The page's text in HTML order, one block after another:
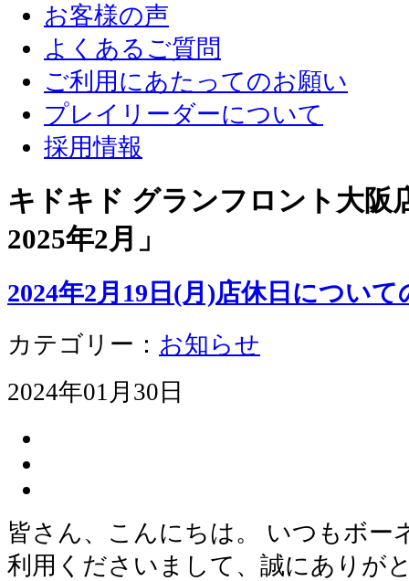
お客様の声
よくあるご質問
ご利用にあたってのお願い
プレイリーダーについて
採用情報
キドキド グランフロント大
2025年2月 」
2024年2月19日(月)店休日につい
カテゴリー： お知らせ
2024年01月30日
皆さん、こんにちは。 いつもボー
利用くださいまして、誠にありが